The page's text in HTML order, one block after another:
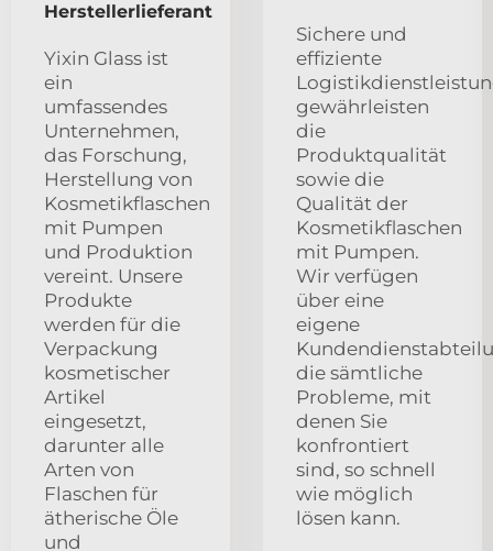
Herstellerlieferant
Yixin Glass ist
ein
umfassendes
Unternehmen,
das Forschung,
Herstellung von
Kosmetikflaschen
mit Pumpen
und Produktion
vereint. Unsere
Produkte
werden für die
Verpackung
kosmetischer
Artikel
eingesetzt,
darunter alle
Arten von
Flaschen für
ätherische Öle
und
Sichere und
effiziente
gewährleisten
die
Produktqualität
sowie die
Qualität der
Kosmetikflaschen
mit Pumpen.
Wir verfügen
über eine
eigene
die sämtliche
Probleme, mit
denen Sie
konfrontiert
sind, so schnell
wie möglich
lösen kann.